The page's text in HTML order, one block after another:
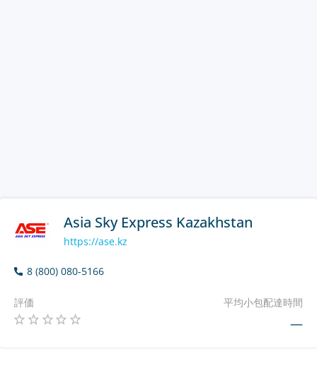
Asia Sky Express Kazakhstan
https://ase.kz
8 (800) 080-5166
評価 平均小包配達時間
—